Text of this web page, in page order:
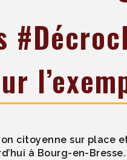
citoyenne sur place
à Bourg-en-